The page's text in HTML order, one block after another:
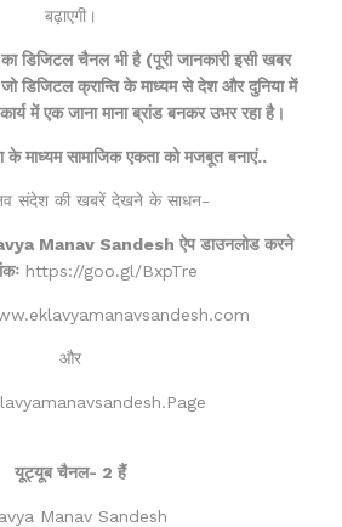
बढ़ाएगी।
डिजिटल चैनल भी है (पूरी जानकारी इसी खबर
डिजिटल क्रान्ति के माध्यम से देश और दुनिया में
में एक जाना माना ब्रांड बनकर उभर रहा है।
माध्यम सामाजिक एकता को मजबूत बनाएं..
संदेश की खबरें देखने के साधन-
Manav Sandesh ऐप डाउनलोड करने
https://goo.gl/BxpTre
और
यूट्यूब चैनल- 2 हैं
Manav Sandesh